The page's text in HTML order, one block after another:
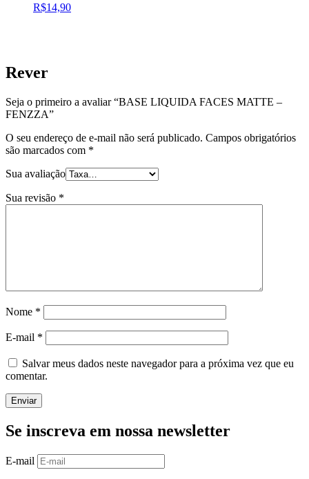
R$14,90
Rever
Seja o primeiro a avaliar “BASE LIQUIDA FACES MATTE –
FENZZA”
O seu endereço de e-mail não será publicado. Campos obrigatórios
são marcados com *
Sua avaliação
Sua revisão *
Nome *
E-mail *
Salvar meus dados neste navegador para a próxima vez que eu
comentar.
Enviar
Se inscreva em nossa newsletter
E-mail